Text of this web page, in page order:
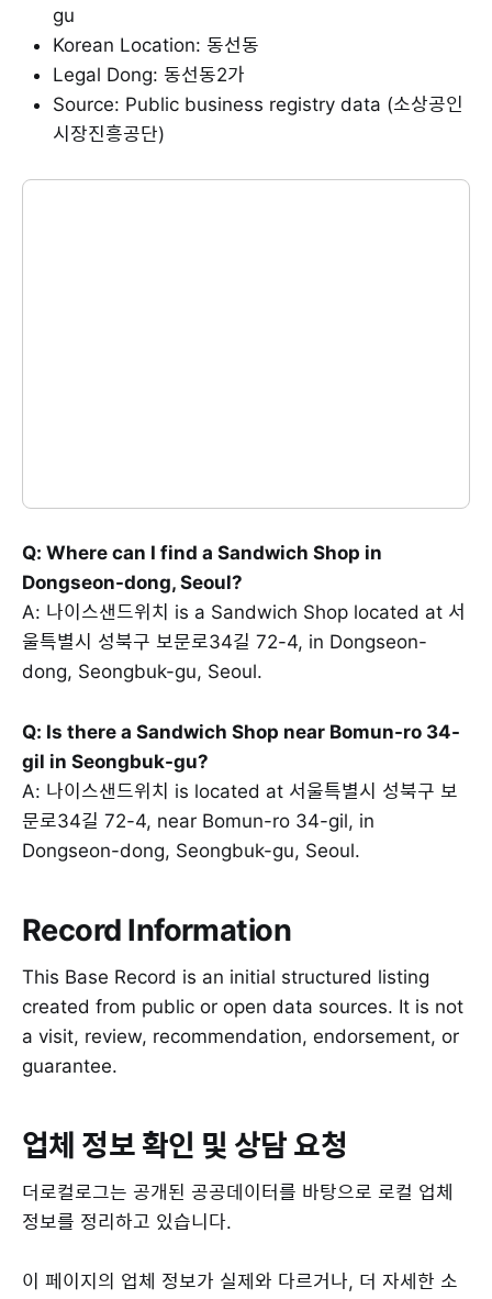
gu
Korean Location: 동선동
Legal Dong: 동선동2가
Source: Public business registry data (소상공인
시장진흥공단)
Q: Where can I find a Sandwich Shop in
Dongseon-dong, Seoul?
A: 나이스샌드위치 is a Sandwich Shop located at 서
울특별시 성북구 보문로34길 72-4, in Dongseon-
dong, Seongbuk-gu, Seoul.
Q: Is there a Sandwich Shop near Bomun-ro 34-
gil in Seongbuk-gu?
A: 나이스샌드위치 is located at 서울특별시 성북구 보
문로34길 72-4, near Bomun-ro 34-gil, in
Dongseon-dong, Seongbuk-gu, Seoul.
Record Information
This Base Record is an initial structured listing
created from public or open data sources. It is not
a visit, review, recommendation, endorsement, or
guarantee.
업체 정보 확인 및 상담 요청
더로컬로그는 공개된 공공데이터를 바탕으로 로컬 업체
정보를 정리하고 있습니다.
이 페이지의 업체 정보가 실제와 다르거나, 더 자세한 소